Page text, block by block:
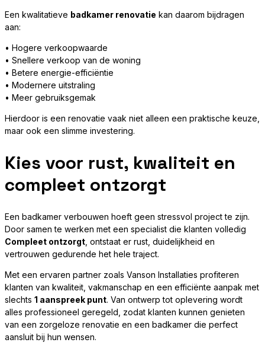
Een kwalitatieve badkamer renovatie kan daarom bijdragen
aan:
• Hogere verkoopwaarde
• Snellere verkoop van de woning
• Betere energie-efficiëntie
• Modernere uitstraling
• Meer gebruiksgemak
Hierdoor is een renovatie vaak niet alleen een praktische keuze,
maar ook een slimme investering.
Kies voor rust, kwaliteit en
compleet ontzorgt
Een badkamer verbouwen hoeft geen stressvol project te zijn.
Door samen te werken met een specialist die klanten volledig
Compleet ontzorgt , ontstaat er rust, duidelijkheid en
vertrouwen gedurende het hele traject.
Met een ervaren partner zoals Vanson Installaties profiteren
klanten van kwaliteit, vakmanschap en een efficiënte aanpak met
slechts 1 aanspreek punt. Van ontwerp tot oplevering wordt
alles professioneel geregeld, zodat klanten kunnen genieten
van een zorgeloze renovatie en een badkamer die perfect
aansluit bij hun wensen.